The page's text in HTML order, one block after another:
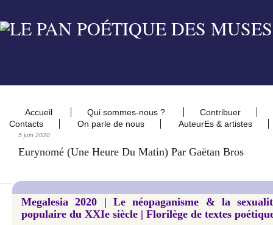
Accueil Qui sommes-nous ?
Contribuer
Contacts
On parle de nous AuteurEs & artistes
5 juin 2020
Eurynomé (Une Heure Du Matin) Par Gaëtan Bros
Megalesia 2020 | Le néopaganisme & la
populaire du XXIe siècle | Florilège de textes